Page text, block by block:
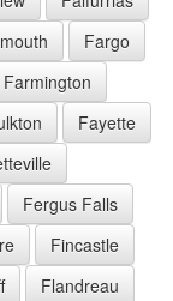
Fargo
Farmington
Fayette
Fergus Falls
Fincastle
Flandreau